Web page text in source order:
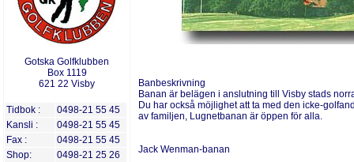
Gotska Golfklubben
Box 1119
621 22 Visby
Tidbok : 0498-21 55 45
Kansli : 0498-21 55 45
Fax : 0498-21 55 45
Shop:
0498-21 25 26
Banbeskrivning
Banan är belägen i anslutning till Visby stads
Du har också möjlighet att ta med den icke-
av familjen, Lugnetbanan är öppen för alla.
Jack Wenman-banan